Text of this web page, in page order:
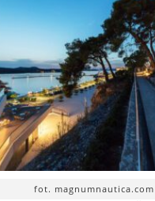
fot. magnumnautica.com